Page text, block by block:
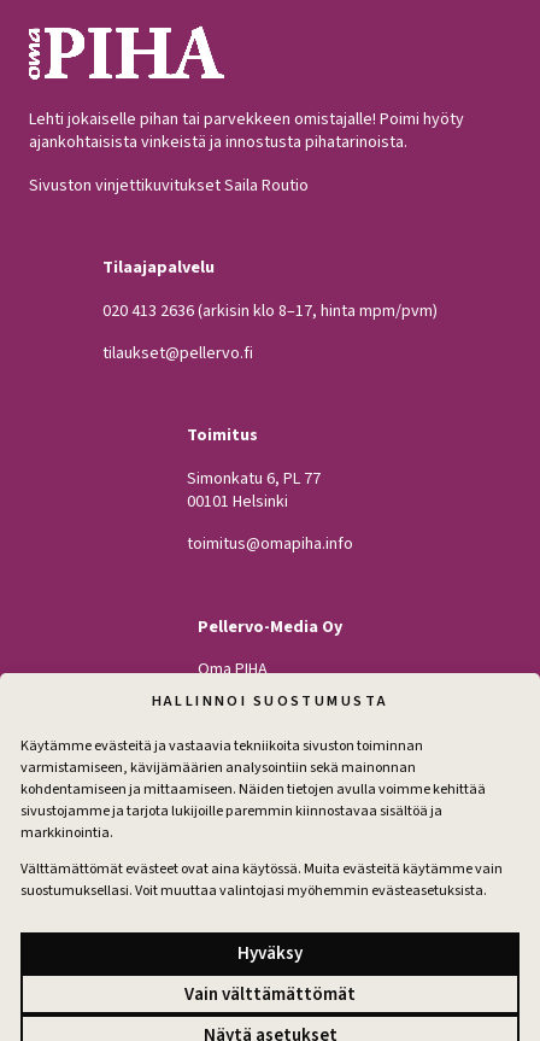
HALLINNOI SUOSTUMUSTA
Käytämme evästeitä ja vastaavia tekniikoita sivuston toiminnan
varmistamiseen, kävijämäärien analysointiin sekä mainonnan
kohdentamiseen ja mittaamiseen. Näiden tietojen avulla voimme kehittää
sivustojamme ja tarjota lukijoille paremmin kiinnostavaa sisältöä ja
markkinointia.
Välttämättömät evästeet ovat aina käytössä. Muita evästeitä käytämme vain
suostumuksellasi. Voit muuttaa valintojasi myöhemmin evästeasetuksista.
Hyväksy
Vain välttämättömät
Lehti jokaiselle pihan tai parvekkeen omistajalle! Poimi hyöty
ajankohtaisista vinkeistä ja innostusta pihatarinoista.
Sivuston vinjettikuvitukset Saila Routio
Tilaajapalvelu
020 413 2636(arkisin klo 8–17, hinta mpm/pvm)
tilaukset@pellervo.fi
Toimitus
Simonkatu 6, PL 77
00101 Helsinki
toimitus@omapiha.info
Pellervo-Media Oy
Oma PIHA
Kodin Pellervo
Maatilan Pellervo
Facebook
Instagram